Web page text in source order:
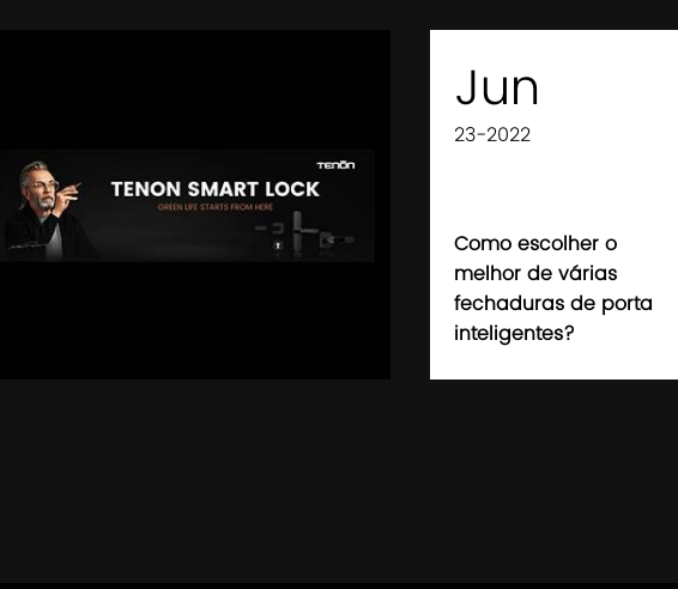
Jun
23-2022
Como escolher o
melhor de várias
fechaduras de porta
inteligentes?